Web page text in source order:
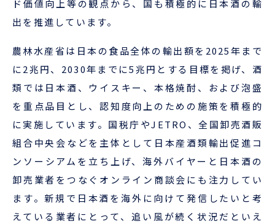
ド価値向上等の観点から、国も積極的に日本酒の輸
出を推進しています。
農林水産省は日本の食品全体の輸出額を2025年まで
に2兆円、2030年までに5兆円とする目標を掲げ、酒
類では日本酒、ウイスキー、本格焼酎、および泡盛
を重点品目とし、認知度向上のための施策を積極的
に実施しています。国税庁やJETRO、全国卸売酒販
組合中央会などを主体として日本産酒類輸出促進コ
ンソーシアムを立ち上げ、海外バイヤーと日本酒の
卸売業者をつなぐオンライン商談会にも注力してい
ます。新規で日本酒を海外に向けて発信したいと考
えている業者にとって、追い風が続く状況だといえ